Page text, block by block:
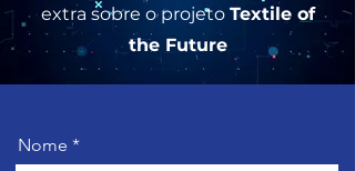
extra sobre o projeto Textile of
the Future
Nome